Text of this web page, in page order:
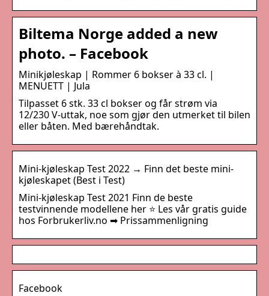
Biltema Norge added a new
photo. – Facebook
Minikjøleskap | Rommer 6 bokser à 33 cl. |
MENUETT | Jula
Tilpasset 6 stk. 33 cl bokser og får strøm via
12/230 V-uttak, noe som gjør den utmerket til bilen
eller båten. Med bærehåndtak.
Mini-kjøleskap Test 2022 → Finn det beste mini-
kjøleskapet (Best i Test)
Mini-kjøleskap Test 2021 Finn de beste
testvinnende modellene her ⭐ Les vår gratis guide
hos Forbrukerliv.no ➡ Prissammenligning
Facebook